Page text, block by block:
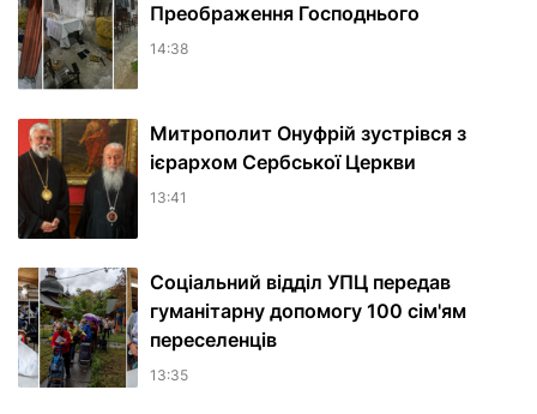
Преображення Господнього
14:38
Митрополит Онуфрій зустрівся з
ієрархом Сербської Церкви
13:41
Соціальний відділ УПЦ передав
гуманітарну допомогу 100 сім'ям
переселенців
13:35